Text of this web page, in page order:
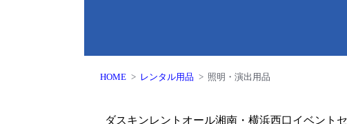
HOME レンタル用品 照明・演出用品
ダスキンレントオール湘南・横浜西口イベント